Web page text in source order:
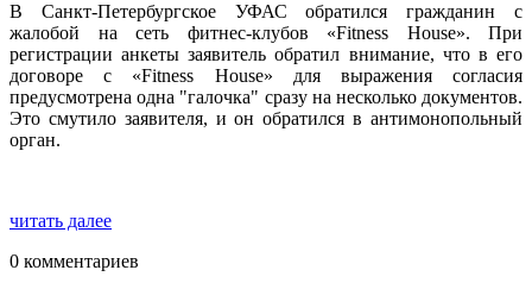
В Санкт-Петербургское УФАС обратился гражданин с
жалобой на сеть фитнес-клубов «Fitness House». При
регистрации анкеты заявитель обратил внимание, что в его
договоре с «Fitness House» для выражения согласия
предусмотрена одна "галочка" сразу на несколько документов.
Это смутило заявителя, и он обратился в антимонопольный
орган.
читать далее
0 комментариев